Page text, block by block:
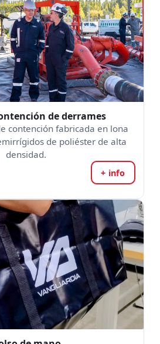
de derrames
contención fabricada en lona
de poliéster de alta
densidad.
+ info